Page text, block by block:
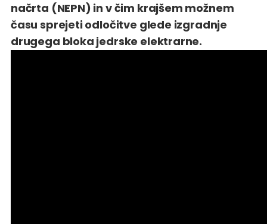
načrta (NEPN) in v čim krajšem možnem
času sprejeti odločitve glede izgradnje
drugega bloka jedrske elektrarne.